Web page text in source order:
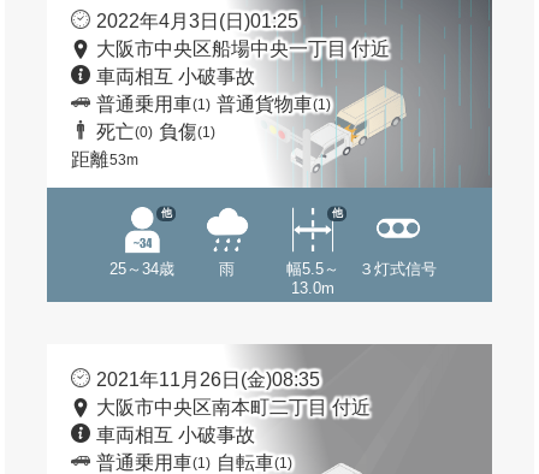
2022年4月3日(日)01:25
大阪市中央区船場中央一丁目 付近
車両相互 小破事故
普通乗用車(1) 普通貨物車(1)
死亡(0) 負傷(1)
距離53m
25～34歳
他
雨
幅5.5～
13.0m
他
３灯式信号
2021年11月26日(金)08:35
大阪市中央区南本町二丁目 付近
車両相互 小破事故
普通乗用車(1) 自転車(1)